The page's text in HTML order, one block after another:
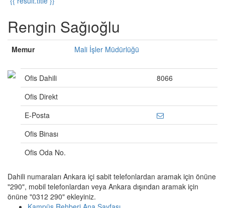
Rengin Sağıoğlu
Memur Mali İşler Müdürlüğü
Ofis Dahili
8066
Ofis Direkt
E-Posta
Ofis Binası
Ofis Oda No.
Dahili numaraları Ankara içi sabit telefonlardan aramak için önüne
"290", mobil telefonlardan veya Ankara dışından aramak için
önüne "0312 290" ekleyiniz.